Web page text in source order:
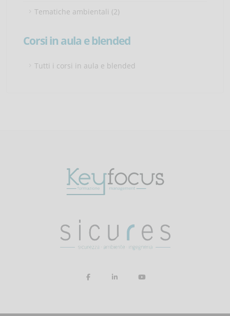
Tematiche ambientali (2)
Corsi in aula e blended
Tutti i corsi in aula e blended